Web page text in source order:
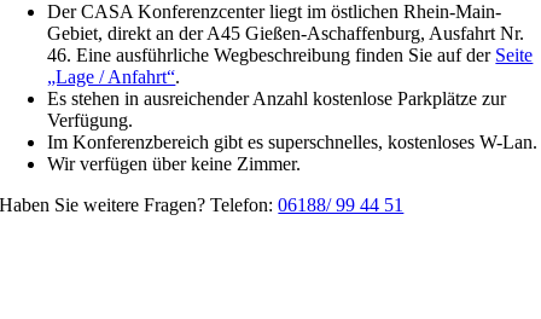
Der CASA Konferenzcenter liegt im östlichen Rhein-Main-
Gebiet, direkt an der A45 Gießen-Aschaffenburg, Ausfahrt Nr.
46. Eine ausführliche Wegbeschreibung finden Sie auf der Seite
„Lage / Anfahrt“.
Es stehen in ausreichender Anzahl kostenlose Parkplätze zur
Verfügung.
Im Konferenzbereich gibt es superschnelles, kostenloses W-Lan.
Wir verfügen über keine Zimmer.
Haben Sie weitere Fragen? Telefon:06188/ 99 44 51